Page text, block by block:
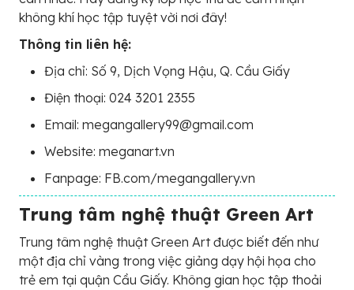
không khí học tập tuyệt vời nơi đây!
Thông tin liên hệ:
Địa chỉ: Số 9, Dịch Vọng Hậu, Q. Cầu Giấy
Điện thoại: 024 3201 2355
Email: megangallery99@gmail.com
Website: meganart.vn
Fanpage: FB.com/megangallery.vn
Trung tâm nghệ thuật Green Art
Trung tâm nghệ thuật Green Art được biết đến như
một địa chỉ vàng trong việc giảng dạy hội họa cho
trẻ em tại quận Cầu Giấy. Không gian học tập thoải